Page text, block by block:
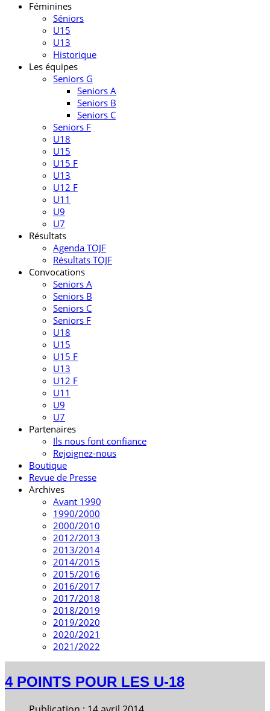
Féminines
Séniors
U15
U13
Historique
Les équipes
Seniors G
Seniors A
Seniors B
Seniors C
Seniors F
U18
U15
U15 F
U13
U12 F
U11
U9
U7
Résultats
Agenda TOJF
Résultats TOJF
Convocations
Seniors A
Seniors B
Seniors C
Seniors F
U18
U15
U15 F
U13
U12 F
U11
U9
U7
Partenaires
Ils nous font confiance
Rejoignez-nous
Boutique
Revue de Presse
Archives
Avant 1990
1990/2000
2000/2010
2012/2013
2013/2014
2014/2015
2015/2016
2016/2017
2017/2018
2018/2019
2019/2020
2020/2021
2021/2022
4 POINTS POUR LES U-18